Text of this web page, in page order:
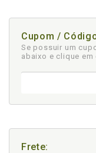
Cupom /
Se possuir um
abaixo e clique em
Frete: